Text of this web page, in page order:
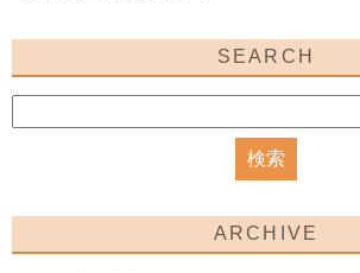
SEARCH
ARCHIVE